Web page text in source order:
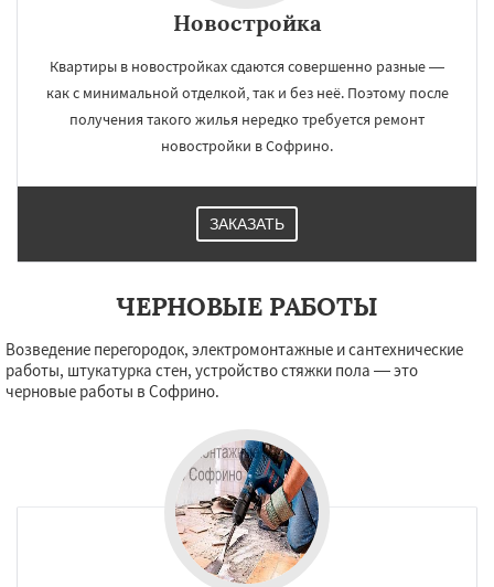
Работаем по
×
Уваровка Удельная
Новостройка
Квартиры в новостройках сдаются совершенно разные —
как с минимальной отделкой, так и без неё. Поэтому после
получения такого жилья нередко требуется ремонт
новостройки в Софрино.
ЗАКАЗАТЬ
ЧЕРНОВЫЕ РАБОТЫ
Возведение перегородок, электромонтажные и сантехнические
работы, штукатурка стен, устройство стяжки пола — это
черновые работы в Софрино.
УЗНАТЬ ПОДРОБНЕЕ ×